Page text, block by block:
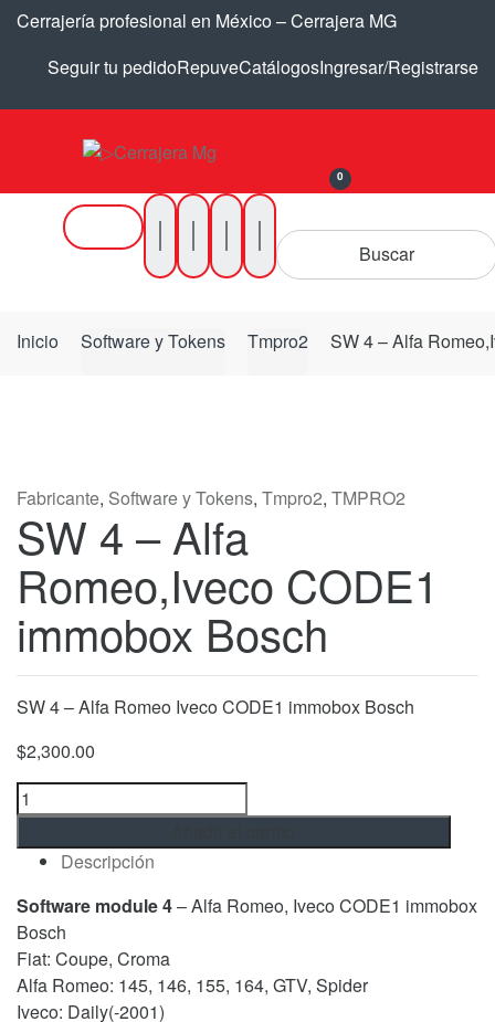
Saltar
Saltar
contenido
Cerrajería profesional en México – Cerrajera MG
Seguir tu pedidoRepuveCatálogosIngresar/Registrarse
0
Buscar
por
Productos
Buscar
Inicio Software y Tokens Tmpro2 SW 4 – Alfa
Fabricante, Software y Tokens, Tmpro2, TMPRO2
SW 4 – Alfa
Romeo,Iveco CODE1
immobox Bosch
SW 4 – Alfa Romeo Iveco CODE1 immobox Bosch
$2,300.00
SW
4
-
Alfa
Romeo,Iveco
CODE1
immobox
Bosch
cantidad
Descripción
Software module 4– Alfa Romeo, Iveco CODE1 immobox
Bosch
Fiat: Coupe, Croma
Alfa Romeo: 145, 146, 155, 164, GTV, Spider
Iveco: Daily(-2001)